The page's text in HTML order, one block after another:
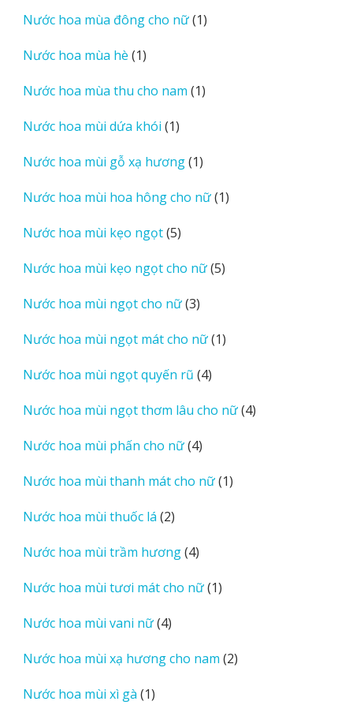
phẩm
Nước hoa mùa đông cho nữ 11
Nước hoa mùa hè 11
phẩm
Nước hoa mùa thu cho nam 11
Nước hoa mùi dứa khói 11
phẩm
Nước hoa mùi gỗ xạ hương 11
phẩm
Nước hoa mùi hoa hông cho nữ 11
Nước hoa mùi kẹo ngọt 55
phẩm
Nước hoa mùi kẹo ngọt cho nữ 55
Nước hoa mùi ngọt cho nữ 33
phẩm
Nước hoa mùi ngọt mát cho nữ 11
Nước hoa mùi ngọt quyến rũ 44
phẩm
Nước hoa mùi ngọt thơm lâu cho nữ 44
Nước hoa mùi phấn cho nữ 44
phẩm
Nước hoa mùi thanh mát cho nữ 11
Nước hoa mùi thuốc lá 22
phẩm
Nước hoa mùi trầm hương 44
phẩm
Nước hoa mùi tươi mát cho nữ 11
Nước hoa mùi vani nữ 44
phẩm
Nước hoa mùi xạ hương cho nam 22
Nước hoa mùi xì gà 11